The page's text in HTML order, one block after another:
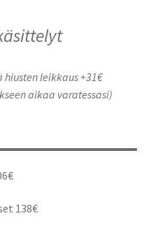
leikkaus +31€
aikaa varatessasi)
138€